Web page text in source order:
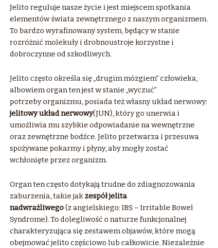
Jelito reguluje nasze życie i jest miejscem spotkania
elementów świata zewnętrznego z naszym organizmem.
To bardzo wyrafinowany system, będący w stanie
rozróżnić molekuły i drobnoustroje korzystne i
dobroczynne od szkodliwych.
Jelito często określa się „drugim mózgiem” człowieka,
albowiem organ ten jest w stanie „wyczuć”
potrzeby organizmu, posiada też własny układ nerwowy:
jelitowy układ nerwowy(JUN), który go unerwia i
umożliwia mu szybkie odpowiadanie na wewnętrzne
oraz zewnętrzne bodźce. Jelito przetwarza i przesuwa
spożywane pokarmy i płyny, aby mogły zostać
wchłonięte przez organizm.
Organ ten często dotykają trudne do zdiagnozowania
zaburzenia, takie jak zespół jelita
nadwrażliwego(z angielskiego: IBS – Irritable Bowel
Syndrome). To dolegliwość o naturze funkcjonalnej
charakteryzująca się zestawem objawów, które mogą
obejmować jelito częściowo lub całkowicie. Niezależnie